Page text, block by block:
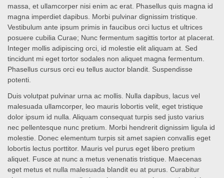
massa, et ullamcorper nisi enim ac erat. Phasellus quis magna id
magna imperdiet dapibus. Morbi pulvinar dignissim tristique.
Vestibulum ante ipsum primis in faucibus orci luctus et ultrices
posuere cubilia Curae; Nunc fermentum sagittis tortor at placerat.
Integer mollis adipiscing orci, id molestie elit aliquam at. Sed
tincidunt mi eget tortor sodales non aliquet magna fermentum.
Phasellus cursus orci eu tellus auctor blandit. Suspendisse
potenti.
Duis volutpat pulvinar urna ac mollis. Nulla dapibus, lacus vel
malesuada ullamcorper, leo mauris lobortis velit, eget tristique
dolor ipsum id nulla. Aliquam consequat turpis sed justo varius
nec pellentesque nunc pretium. Morbi hendrerit dignissim ligula id
molestie. Donec elementum turpis sit amet sapien convallis eget
lobortis lectus porttitor. Mauris vel purus eget libero pretium
aliquet. Fusce at nunc a metus venenatis tristique. Maecenas
eget metus et nulla malesuada blandit eu at purus. Curabitur